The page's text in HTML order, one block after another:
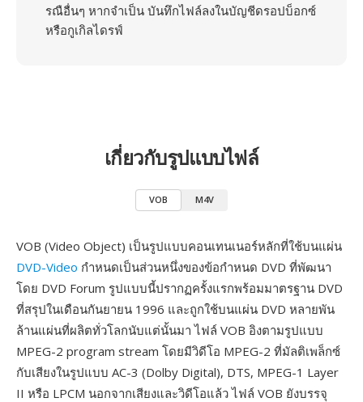
รณือื่นๆ หากจำเป็น บันทึกไฟล์ลงในบัญชีดรอปบ็อกซ์
หรือกูเกิลไดรฟ์
เกี่ยวกับรูปแบบไฟล์
VOB M4V
VOB (Video Object) เป็นรูปแบบคอนเทนเนอร์หลักที่ใช้บนแผ่น
DVD-Video กำหนดเป็นส่วนหนึ่งของข้อกำหนด DVD ที่พัฒนา
โดย DVD Forum รูปแบบนี้ปรากฏครั้งแรกพร้อมมาตรฐาน DVD
ที่สรุปในเดือนกันยายน 1996 และถูกใช้บนแผ่น DVD หลายพัน
ล้านแผ่นที่ผลิตทั่วโลกนับแต่นั้นมา ไฟล์ VOB อิงตามรูปแบบ
MPEG-2 program stream โดยมีวิดีโอ MPEG-2 ที่มัลติเพล็กซ์
กับเสียงในรูปแบบ AC-3 (Dolby Digital), DTS, MPEG-1 Layer
II หรือ LPCM นอกจากเสียงและวิดีโอแล้ว ไฟล์ VOB ยังบรรจุ